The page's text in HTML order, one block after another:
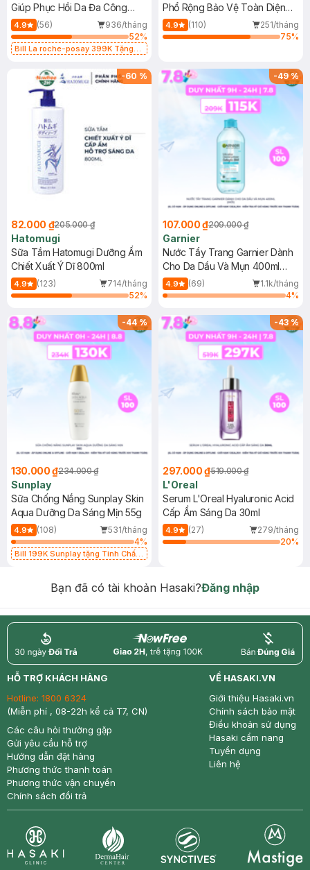
Giúp Phục Hồi Da Đa Công
Dụng 40ml
4.9 (56)
936/tháng
52%
Bill La roche-posay 399K Tặng
(SL có hạn)
Phổ Rộng Bảo Vệ Toàn Diện
40ml
4.9 (110)
251/tháng
75%
-60 %
82.000 ₫205.000 ₫
Hatomugi
Sữa Tắm Hatomugi Dưỡng Ẩm
Chiết Xuất Ý Dĩ 800ml
4.9 (123)
714/tháng
52%
-49%
107.000 ₫209.000 ₫
Garnier
Nước Tẩy Trang Garnier Dành
Cho Da Dầu Và Mụn 400ml
(Mới)
4.9 (69)
1.1k/tháng
4%
-44%
130.000 ₫234.000 ₫
Sunplay
Sữa Chống Nắng Sunplay Skin
Aqua Dưỡng Da Sáng Mịn 55g
4.9 (108)
531/tháng
4%
Bill 199K Sunplay tặng Tinh Chất
-43%
297.000 ₫519.000 ₫
L'Oreal
Serum L'Oreal Hyaluronic Acid
Cấp Ẩm Sáng Da 30ml
4.9 (27)
279/tháng
20%
Bạn đã có tài khoản Hasaki?Đăng nhập
return nowfree price
HỖ TRỢ KHÁCH HÀNG
Hotline: 1800 6324
(Miễn phí , 08-22h kể cả T7, CN)
Các câu hỏi thường gặp
Gửi yêu cầu hỗ trợ
Hướng dẫn đặt hàng
Phương thức thanh toán
Phương thức vận chuyển
Chính sách đổi trả
VỀ HASAKI.VN
Giới thiệu Hasaki.vn
Chính sách bảo mật
Điều khoản sử dụng
Hasaki cẩm nang
Tuyển dụng
Liên hệ